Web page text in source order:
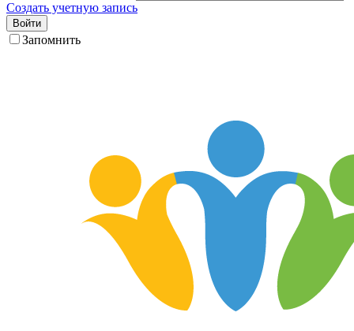
Создать учетную запись
Войти
Запомнить